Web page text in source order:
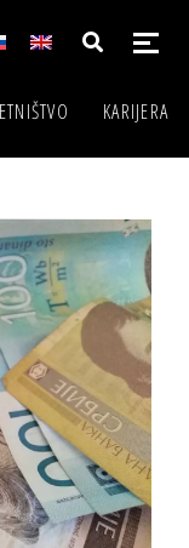
KARIJERA